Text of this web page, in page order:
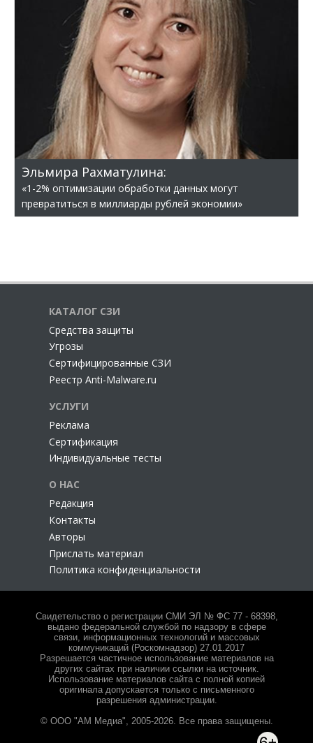
Эльмира Рахматулина:
«1-2% оптимизации обработки данных могут
превратиться в миллиарды рублей экономии»
КАТАЛОГ СЗИ
Cредства защиты
Угрозы
Сертифицированные СЗИ
Реестр Anti-Malware.ru
УСЛУГИ
Реклама
Сертификация
Индивидуальные тесты
О НАС
Редакция
Контакты
Авторы
Прислать материал
Политика конфиденциальности
Свидетельство о регистрации СМИ ЭЛ № ФС 77 - 68398,
выдано федеральной службой по надзору в сфере
связи, информационных технологий и массовых
коммуникаций (Роскомнадзор) 27.01.2017
Разрешается частичное использование материалов на
других сайтах при наличии ссылки на источник.
Использование материалов сайта с полной копией
оригинала допускается только с письменного
разрешения администрации.
© ООО "АМ Медиа", 2005-2026. Все права защищены.